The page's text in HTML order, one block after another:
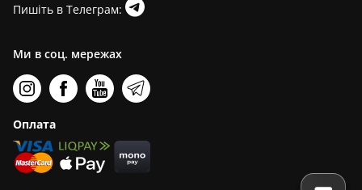
Пишіть в Телеграм:
Ми в соц. мережах
Оплата